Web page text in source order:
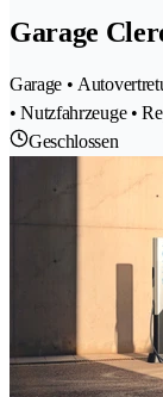
Garage
Garage •
• Nutzfahrzeuge •
Geschlossen